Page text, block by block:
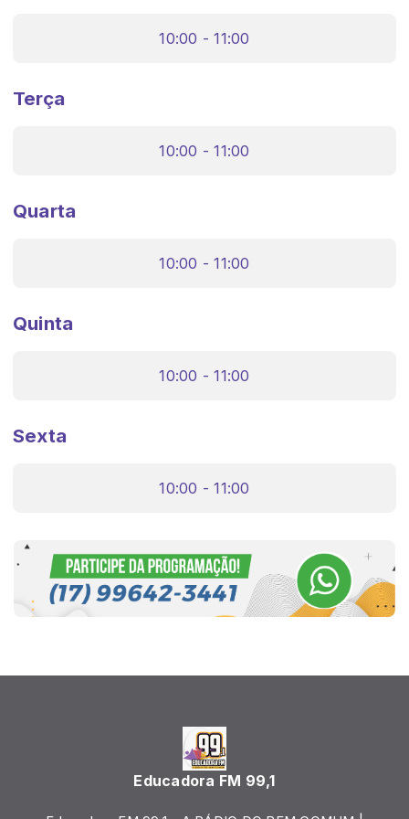
10:00 - 11:00
Terça
10:00 - 11:00
Quarta
10:00 - 11:00
Quinta
10:00 - 11:00
Sexta
10:00 - 11:00
Educadora FM 99,1